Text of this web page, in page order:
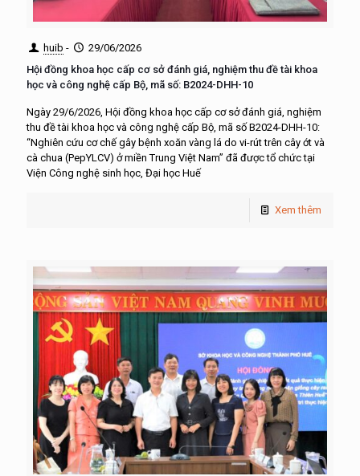
huib -
29/06/2026
Hội đồng khoa học cấp cơ sở đánh giá, nghiệm thu đề tài khoa
học và công nghệ cấp Bộ, mã số: B2024-DHH-10
Ngày 29/6/2026, Hội đồng khoa học cấp cơ sở đánh giá, nghiệm
thu đề tài khoa học và công nghệ cấp Bộ, mã số B2024-DHH-10:
“Nghiên cứu cơ chế gây bệnh xoăn vàng lá do vi-rút trên cây ớt và
cà chua (PepYLCV) ở miền Trung Việt Nam” đã được tổ chức tại
Viện Công nghệ sinh học, Đại học Huế
Xem thêm